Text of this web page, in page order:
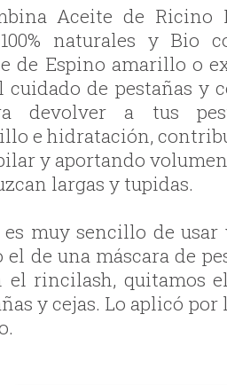
Aceite de
naturales y Bio
de Espino amarillo o
cuidado de pestañas y
devolver a tus
e hidratación,
y aportando
largas y tupidas.
es muy sencillo de
de una máscara de
rincilash, quitamos
y cejas. Lo aplicó